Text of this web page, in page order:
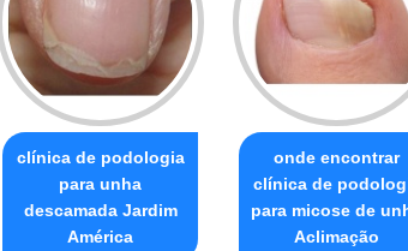
clínica de podologia
para unha
descamada Jardim
América
onde encontrar
clínica de
para micose de
Aclimação